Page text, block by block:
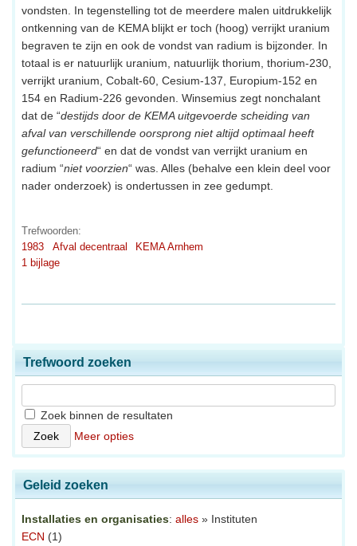
vondsten. In tegenstelling tot de meerdere malen uitdrukkelijk
ontkenning van de KEMA blijkt er toch (hoog) verrijkt uranium
begraven te zijn en ook de vondst van radium is bijzonder. In
totaal is er natuurlijk uranium, natuurlijk thorium, thorium-230,
verrijkt uranium, Cobalt-60, Cesium-137, Europium-152 en
154 en Radium-226 gevonden. Winsemius zegt nonchalant
dat de “destijds door de KEMA uitgevoerde scheiding van
afval van verschillende oorsprong niet altijd optimaal heeft
gefunctioneerd“ en dat de vondst van verrijkt uranium en
radium “niet voorzien“ was. Alles (behalve een klein deel voor
nader onderzoek) is ondertussen in zee gedumpt.
Trefwoorden:
1983
Afval decentraal
KEMA Arnhem
1 bijlage
Trefwoord zoeken
Zoek binnen de resultaten
Meer opties
Geleid zoeken
Installaties en organisaties: alles » Instituten
ECN (1)